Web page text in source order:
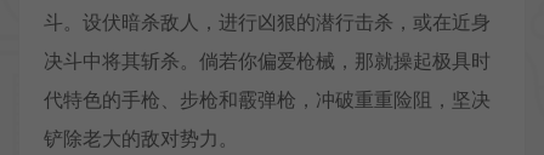
斗。设伏暗杀敌人，进行凶狠的潜行击杀，或在近身
决斗中将其斩杀。倘若你偏爱枪械，那就操起极具时
代特色的手枪、步枪和霰弹枪，冲破重重险阻，坚决
铲除老大的敌对势力。